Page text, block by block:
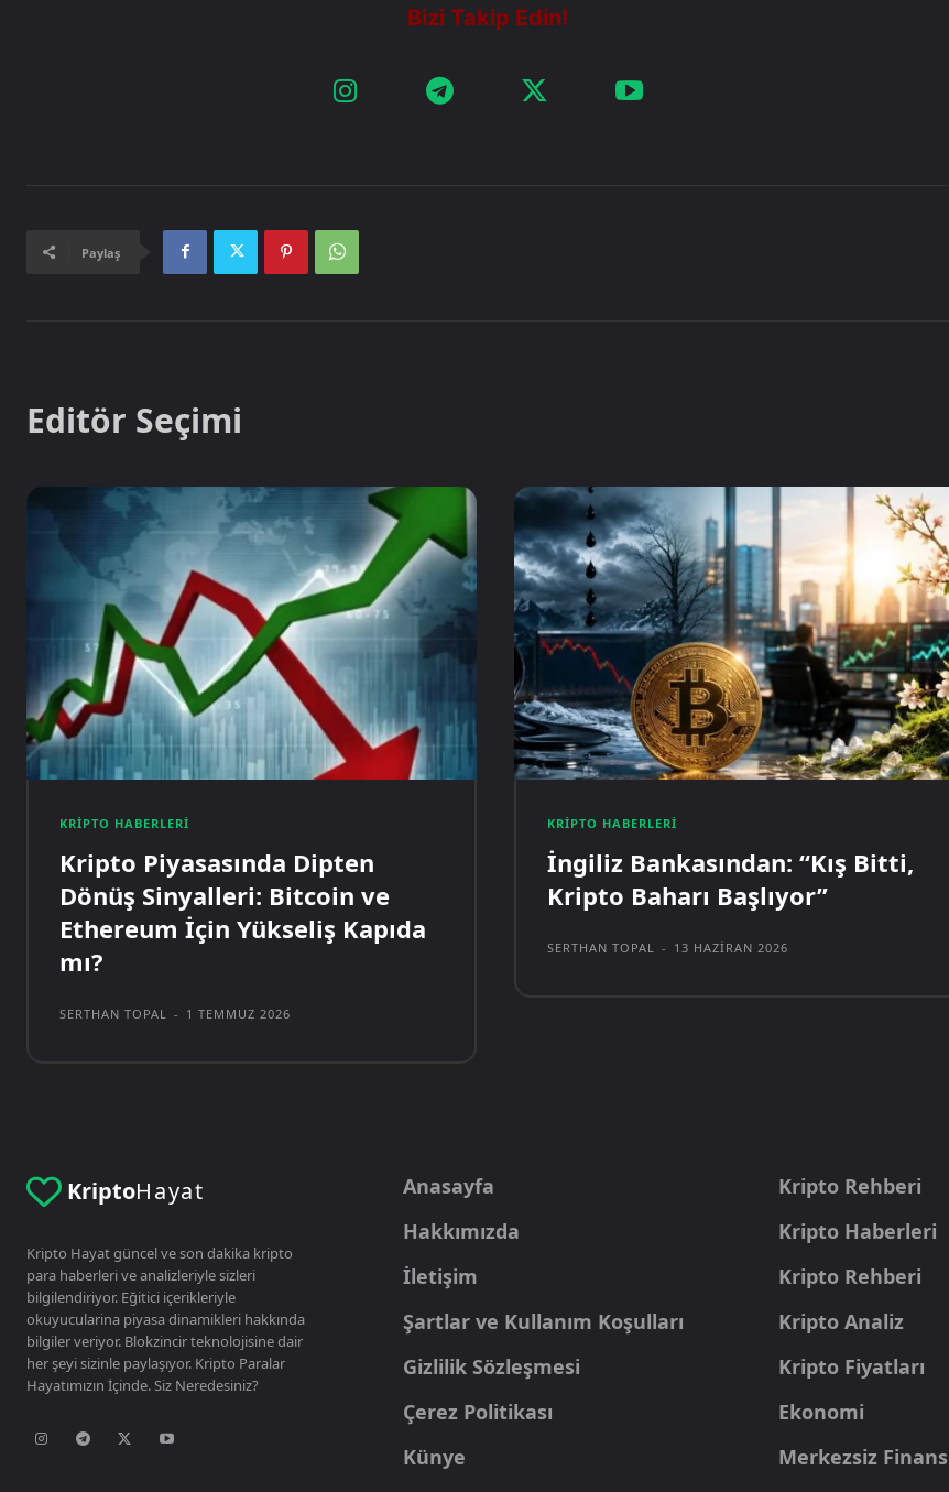
Paylaş
Editör Seçimi
KRIPTO HABERLERI
Kripto Piyasasında Dipten
Dönüş Sinyalleri: Bitcoin ve
Ethereum İçin Yükseliş Kapıda
mı?
SERTHAN TOPAL - 1 TEMMUZ 2026
KRIPTO HABERLERI
İngiliz Bankasından: “Kış Bitti,
Kripto Baharı Başlıyor”
SERTHAN TOPAL - 13 HAZIRAN 2026
KriptoHayat
Kripto Hayat güncel ve son dakika kripto
para haberleri ve analizleriyle sizleri
bilgilendiriyor. Eğitici içerikleriyle
okuyucularina piyasa dinamikleri hakkında
bilgiler veriyor. Blokzincir teknolojisine dair
her şeyi sizinle paylaşıyor. Kripto Paralar
Hayatımızın İçinde. Siz Neredesiniz?
Anasayfa
Hakkımızda
İletişim
Şartlar ve Kullanım Koşulları
Gizlilik Sözleşmesi
Çerez Politikası
Künye
Kripto Rehberi
Kripto Haberleri
Kripto Rehberi
Kripto Analiz
Kripto Fiyatları
Ekonomi
Merkezsiz Finans